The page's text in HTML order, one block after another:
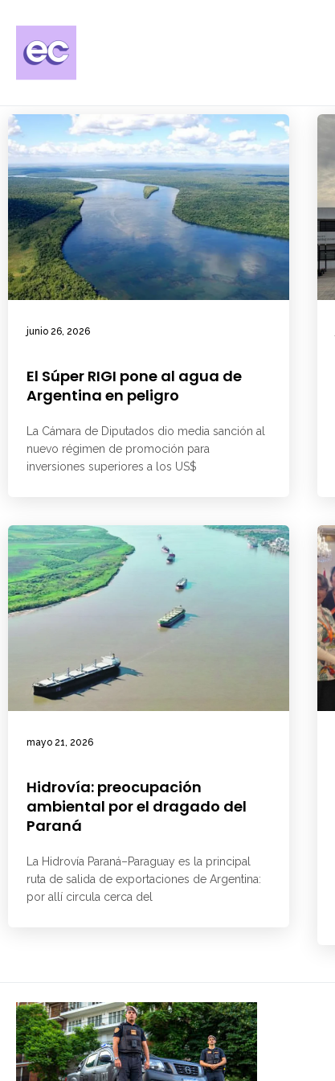
junio 26, 2026
El Súper RIGI pone al agua de
Argentina en peligro
La Cámara de Diputados dio media sanción al
nuevo régimen de promoción para
inversiones superiores a los US$
mayo 21, 2026
Hidrovía: preocupación
ambiental por el dragado del
Paraná
La Hidrovía Paraná–Paraguay es la principal
ruta de salida de exportaciones de Argentina:
por allí circula cerca del